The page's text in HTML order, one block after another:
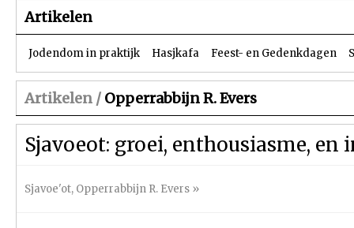
Artikelen
Jodendom in praktijk Hasjkafa Feest- en Gedenkdagen
Artikelen / Opperrabbijn R. Evers
Sjavoeot: groei, enthousiasme,
Sjavoe'ot, Opperrabbijn R. Evers »